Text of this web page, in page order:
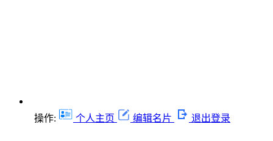
操作: 个人主页 编辑名片 退出登录